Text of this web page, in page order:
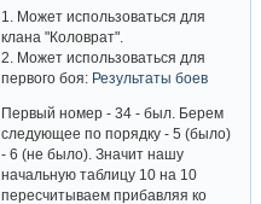
1. Может использоваться для
клана "Коловрат".
2. Может использоваться для
первого боя: Результаты боев
Первый номер - 34 - был. Берем
следующее по порядку - 5 (было)
- 6 (не было). Значит нашу
начальную таблицу 10 на 10
пересчитываем прибавляя ко